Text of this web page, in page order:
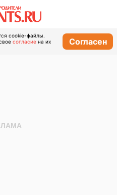
cookie-файлы.
согласие на их
Согласен